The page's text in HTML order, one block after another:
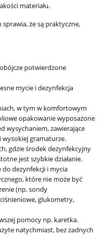
materiału.
że są praktyczne,
potwierdzone
mycie i dezynfekcja
w tym w komfortowym
opakowanie wyposażone
wysychaniem, zawierające
wysokiej gramaturze.
gdzie środek dezynfekcyjny
jest szybkie działanie.
dezynfekcji i mycia
które nie może być
(np. sondy
glukometry,
pomocy np. karetka.
natychmiast, bez żadnych